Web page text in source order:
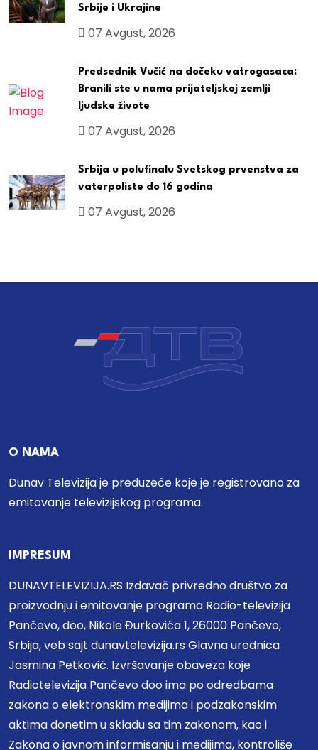
Srbije i Ukrajine
07 Avgust, 2026
Predsednik Vučić na dočeku vatrogasaca:
Branili ste u nama prijateljskoj zemlji
ljudske živote
07 Avgust, 2026
Srbija u polufinalu Svetskog prvenstva za
vaterpoliste do 16 godina
07 Avgust, 2026
O NAMA
Dunav Televizija je preduzeće koje je registrovano za
emitovanje televizijskog programa.
IMPRESUM
DUNAVTELEVIZIJA.RS Izdavač privredno društvo za
proizvodnju i emitovanje programa Radio-televizija
Pančevo, doo, Nikole Đurkovića 1, 26000 Pančevo,
Srbija, veb sajt dunavtelevizija.rs Glavna urednica
Jasmina Petković. Izvršavanje obaveza koje
Radiotelevizija Pančevo doo ima po odredbama
zakona o elektronskim medijima i podzakonskim
aktima donetim u skladu sa tim zakonom, kao i
Zakona o javnom informisanju i medijima, kontroliše